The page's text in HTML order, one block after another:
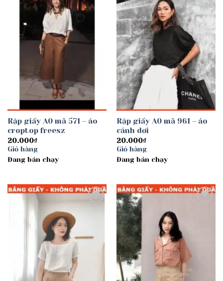
Add to
wishlist
Rập giấy A0 mã 571 – áo
croptop freesz
20.000₫
Giỏ hàng
Đang bán chạy
Add to
wishlist
Rập giấy A0 mã 961 – áo
cánh dơi
20.000₫
Giỏ hàng
Đang bán chạy